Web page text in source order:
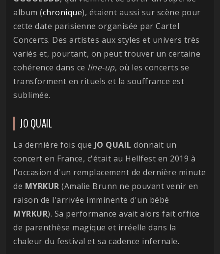
album (chronique), étaient aussi sur scène pour
cette date parisienne organisée par Cartel
Concerts. Des artistes aux styles et univers très
variés et, pourtant, on peut trouver un certaine
cohérence dans ce line-up, où les concerts se
transforment en rituels et la souffrance est
sublimée.
JO QUAIL
La dernière fois que JO QUAIL donnait un
concert en France, c'était au Hellfest en 2019 à
l'occasion d'un remplacement de dernière minute
de MYRKUR (Amalie Brunn ne pouvant venir en
raison de l'arrivée imminente d'un bébé
MYRKUR). Sa performance avait alors fait office
de parenthèse magique et irréelle dans la
chaleur du festival et sa cadence infernale.